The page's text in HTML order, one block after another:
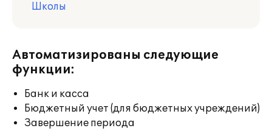
Школы
Автоматизированы следующие
функции:
Банк и касса
Бюджетный учет (для бюджетных учреждений)
Завершение периода